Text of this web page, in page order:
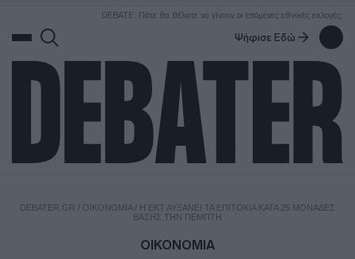
DEBATE: Πότε θα θέλατε να γίνουν οι επόμενες εθνικές εκλογές;
Ψήφισε Εδώ
DEBATER.GR / ΟΙΚΟΝΟΜΙΑ/ Η ΕΚΤ ΑΥΞΆΝΕΙ ΤΑ ΕΠΙΤΌΚΙΑ ΚΑΤΆ 25 ΜΟΝΆΔΕΣ
ΒΆΣΗΣ ΤΗΝ ΠΈΜΠΤΗ
ΟΙΚΟΝΟΜΙΑ